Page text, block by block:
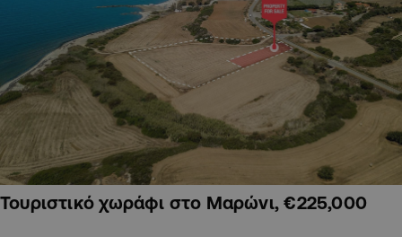
Τουριστικό χωράφι στο Μαρώνι, €225,000